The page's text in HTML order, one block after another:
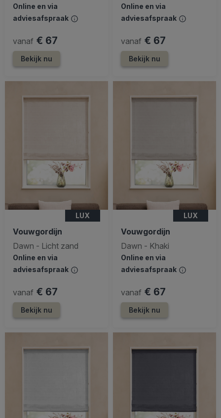
Online en via
adviesafspraak
vanaf € 67
Bekijk nu
Online en via
adviesafspraak
vanaf € 67
Bekijk nu
LUX
Vouwgordijn
Dawn - Licht zand
Online en via
adviesafspraak
vanaf € 67
Bekijk nu
LUX
Vouwgordijn
Dawn - Khaki
Online en via
adviesafspraak
vanaf € 67
Bekijk nu